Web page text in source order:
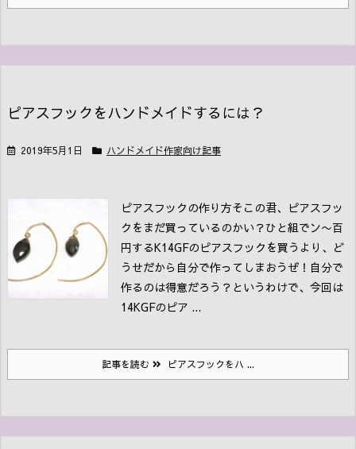
ピアスフックをハンドメイドするには？
2019年5月1日 ハンドメイド作家向け記事
ピアスフックの作り方そこの君、ピアスフッ
クをまだ買っているのかい？ひと組でン〜百
円するK14GFのピアスフックを買うより、ど
うせだから自分で作ってしまおうぜ！自分で
作るのは得意だろう？ というわけで、今回は
14KGFのピア ...
記事を読む ピアスフックをハ ...